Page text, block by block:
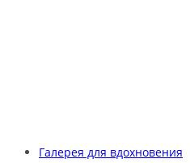
Галерея для вдохновения